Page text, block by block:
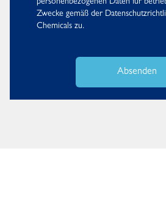
personenbezogenen Daten für
Zwecke gemäß der
Chemicals zu.
Absenden